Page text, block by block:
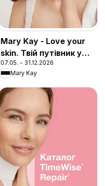
Mary Kay - Love your
skin. Твій путівник у
догляді за шкірою
07.05. - 31.12.2026
Mary Kay